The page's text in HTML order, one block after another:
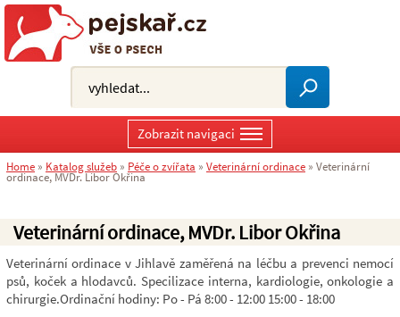
Veterinární ordinace, MVDr. Libor Okřina
Veterinární ordinace v Jihlavě zaměřená na léčbu a prevenci nemocí
psů, koček a hlodavců. Specilizace interna, kardiologie, onkologie a
chirurgie.Ordinační hodiny: Po - Pá 8:00 - 12:00 15:00 - 18:00
Zobrazit navigaci
Home » Katalog služeb » Péče o zvířata » Veterinární ordinace » Veterinární
ordinace, MVDr. Libor Okřina